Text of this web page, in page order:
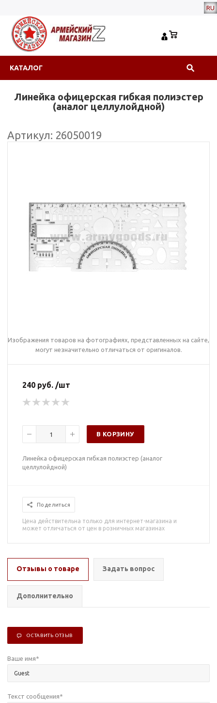
RU
КАТАЛОГ
Линейка офицерская гибкая полиэстер
(аналог целлулойдной)
Артикул: 26050019
Изображения товаров на фотографиях, представленных на сайте,
могут незначительно отличаться от оригиналов.
240 руб. /шт
В КОРЗИНУ
Линейка офицерская гибкая полиэстер (аналог
целлулойдной)
Поделиться
Цена действительна только для интернет-магазина и
может отличаться от цен в розничных магазинах
Отзывы о товаре Задать вопрос
Дополнительно
ОСТАВИТЬ ОТЗЫВ
Ваше имя*
Текст сообщения*